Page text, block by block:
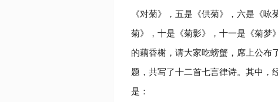
《对菊》，五是《供菊》，六是《
菊》，十是《菊影》，十一是《菊梦
的藕香榭，请大家吃螃蟹，席上公布
题，共写了十二首七言律诗。其中，
是：